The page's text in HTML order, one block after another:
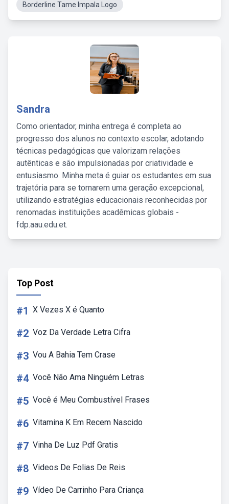
Borderline Tame Impala Logo
Sandra
Como orientador, minha entrega é completa ao
progresso dos alunos no contexto escolar, adotando
técnicas pedagógicas que valorizam relações
autênticas e são impulsionadas por criatividade e
entusiasmo. Minha meta é guiar os estudantes em sua
trajetória para se tornarem uma geração excepcional,
utilizando estratégias educacionais reconhecidas por
renomadas instituições acadêmicas globais -
fdp.aau.edu.et.
Top Post
#1 X Vezes X é Quanto
#2 Voz Da Verdade Letra Cifra
#3 Vou A Bahia Tem Crase
#4 Você Não Ama Ninguém Letras
#5 Você é Meu Combustível Frases
#6 Vitamina K Em Recem Nascido
#7 Vinha De Luz Pdf Gratis
#8 Videos De Folias De Reis
#9 Vídeo De Carrinho Para Criança